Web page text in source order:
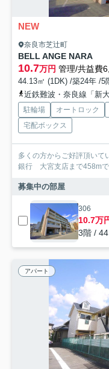
NEW
奈良市芝辻町
BELL ANGE NARA
10.7万円 管理/共益費
44.13㎡ (1DK) /築24年 /5
近鉄難波・奈良線「新
駐輪場 オートロック
宅配ボックス
多くの方からご好評頂いて
銀行 大宮支店まで458mで
募集中の部屋
306
10.7万
3階 /
アパート